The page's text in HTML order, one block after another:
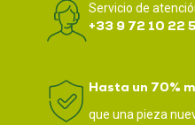
Servicio de
+33 9 72 10 22
Hasta un 70%
que una pieza